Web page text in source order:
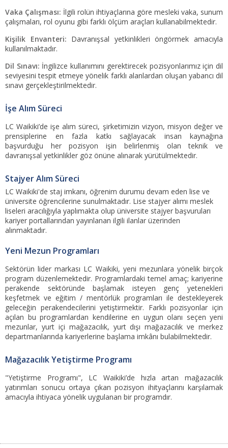
Vaka Çalışması: İlgili rolün ihtiyaçlarına göre mesleki vaka, sunum
çalışmaları, rol oyunu gibi farklı ölçüm araçları kullanabilmektedir.
Kişilik Envanteri: Davranışsal yetkinlikleri öngörmek amacıyla
kullanılmaktadır.
Dil Sınavı: İngilizce kullanımını gerektirecek pozisyonlarımız için dil
seviyesini tespit etmeye yönelik farklı alanlardan oluşan yabancı dil
sınavı gerçekleştirilmektedir.
İşe Alım Süreci
LC Waikiki’de işe alım süreci, şirketimizin vizyon, misyon değer ve
prensiplerine en fazla katkı sağlayacak insan kaynağına
başvurduğu her pozisyon işin belirlenmiş olan teknik ve
davranışsal yetkinlikler göz önüne alınarak yürütülmektedir.
Stajyer Alım Süreci
LC Waikiki'de staj imkanı, öğrenim durumu devam eden lise ve
üniversite öğrencilerine sunulmaktadır. Lise stajyer alımı meslek
liseleri aracılığıyla yaplımakta olup üniversite stajyer başvuruları
kariyer portallarından yayınlanan ilgili ilanlar üzerinden
alınmaktadır.
Yeni Mezun Programları
Sektörün lider markası LC Waikiki, yeni mezunlara yönelik birçok
program düzenlemektedir. Programlardaki temel amaç; kariyerine
perakende sektöründe başlamak isteyen genç yetenekleri
keşfetmek ve eğitim / mentörlük programları ile destekleyerek
geleceğin perakendecilerini yetiştirmektir. Farklı pozisyonlar için
açılan bu programlardan kendilerine en uygun olanı seçen yeni
mezunlar, yurt içi mağazacılık, yurt dışı mağazacılık ve merkez
departmanlarında kariyerlerine başlama imkânı bulabilmektedir.
Mağazacılık Yetiştirme Programı
"Yetiştirme Programı", LC Waikiki’de hızla artan mağazacılık
yatırımları sonucu ortaya çıkan pozisyon ihityaçlarını karşılamak
amacıyla ihtiyaca yönelik uygulanan bir programdır.